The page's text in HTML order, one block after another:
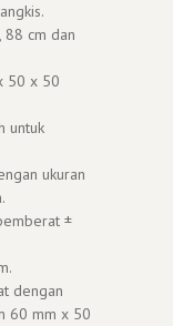
88 cm dan
50 x 50
untuk
ukuran
±
dengan
60 mm x 50